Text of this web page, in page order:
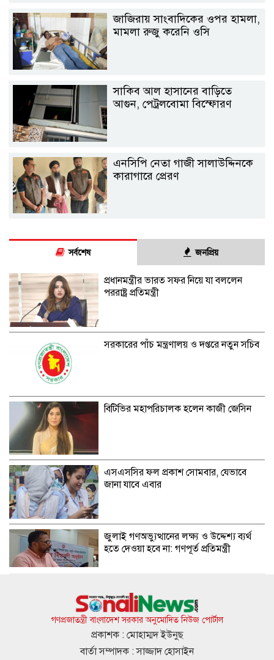
জাজিরায় সাংবাদিকের ওপর হামলা,
মামলা রুজু করেনি ওসি
সাকিব আল হাসানের বাড়িতে
আগুন, পেট্রলবোমা বিস্ফোরণ
এনসিপি নেতা গাজী সালাউদ্দিনকে
কারাগারে প্রেরণ
সর্বশেষ জনপ্রিয়
প্রধানমন্ত্রীর ভারত সফর নিয়ে যা বললেন
পররাষ্ট্র প্রতিমন্ত্রী
সরকারের পাঁচ মন্ত্রণালয় ও দপ্তরে নতুন সচিব
বিটিভির মহাপরিচালক হলেন কাজী জেসিন
এসএসসির ফল প্রকাশ সোমবার, যেভাবে
জানা যাবে এবার
জুলাই গণঅভ্যুত্থানের লক্ষ্য ও উদ্দেশ্য ব্যর্থ
হতে দেওয়া হবে না: গণপূর্ত প্রতিমন্ত্রী
বিমানবন্দরে ভিআইপি-সিআইপিদেরও তল্লাশির
সিদ্ধান্ত
গণপ্রজাতন্ত্রী বাংলাদেশ সরকার অনুমোদিত নিউজ পোর্টাল
প্রকাশক : মোহাম্মদ ইউনুছ
বার্তা সম্পাদক : সাজ্জাদ হোসাইন